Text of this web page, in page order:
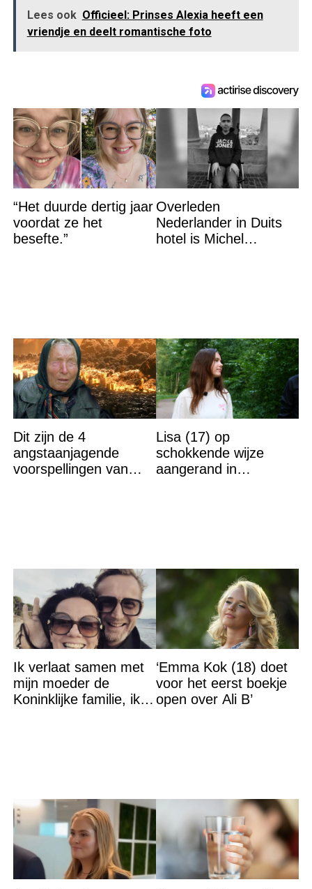
Lees ook Officieel: Prinses Alexia heeft een
vriendje en deelt romantische foto
“Het duurde dertig jaar
voordat ze het
besefte.”
Overleden
Nederlander in Duits
hotel is Michel
Dit zijn de 4
angstaanjagende
voorspellingen van
Lisa (17) op
schokkende wijze
aangerand in
Ik verlaat samen met
mijn moeder de
Koninklijke familie, ik
‘Emma Kok (18) doet
voor het eerst boekje
open over Ali B’